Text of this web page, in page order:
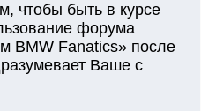
чтобы быть в курсе
форума
BMW Fanatics» после
Ваше с